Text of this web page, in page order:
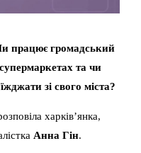
працює громадський
та чи
зі свого міста?
харків’янка,
Анна Гін.